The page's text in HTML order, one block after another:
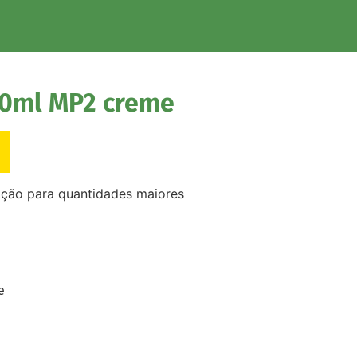
MP2 creme
para quantidades maiores